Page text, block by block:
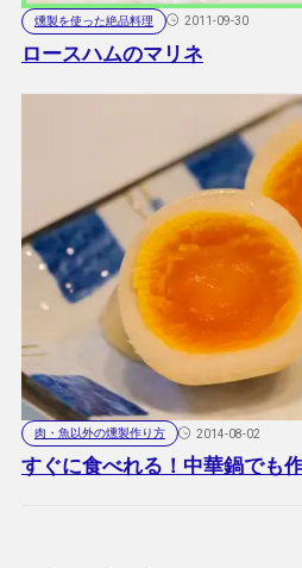
燻製を使った絶品料理 2011-09-30
ロースハムのマリネ
肉・魚以外の燻製作り方 2014-08-02
すぐに食べれる！中華鍋でも